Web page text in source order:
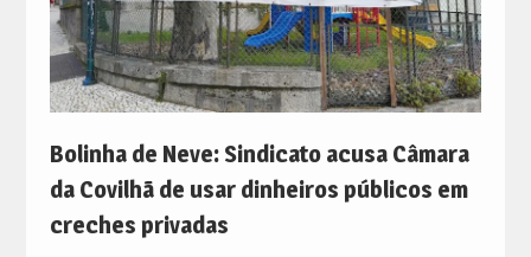
Bolinha de Neve: Sindicato acusa Câmara
da Covilhã de usar dinheiros públicos em
creches privadas